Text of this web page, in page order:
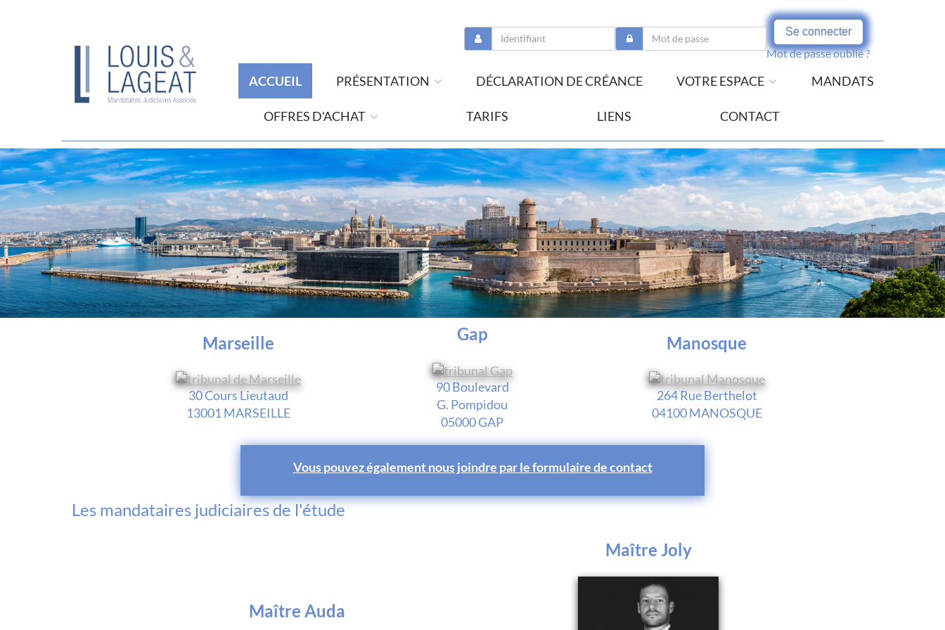
Se connecter
Mot de passe oublié ?
ACCUEIL PRÉSENTATION DÉCLARATION DE CRÉANCE VOTRE ESPACE MANDATS
OFFRES D'ACHAT TARIFS LIENS CONTACT
Marseille
30 Cours Lieutaud
13001 MARSEILLE
Gap
90 Boulevard
G. Pompidou
05000 GAP
Manosque
264 Rue Berthelot
04100 MANOSQUE
Vous pouvez également nous joindre par le formulaire de contact
Les mandataires judiciaires de l'étude
Maître Auda
Maître Joly